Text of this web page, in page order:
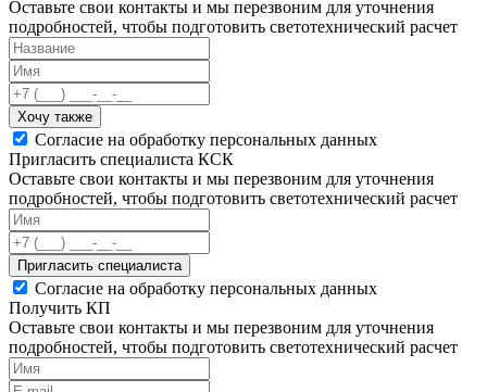
Оставьте свои контакты и мы перезвоним для уточнения
подробностей, чтобы подготовить светотехнический расчет
Хочу также
Согласие на обработку персональных данных
Пригласить специалиста КСК
Оставьте свои контакты и мы перезвоним для уточнения
подробностей, чтобы подготовить светотехнический расчет
Пригласить специалиста
Согласие на обработку персональных данных
Получить КП
Оставьте свои контакты и мы перезвоним для уточнения
подробностей, чтобы подготовить светотехнический расчет